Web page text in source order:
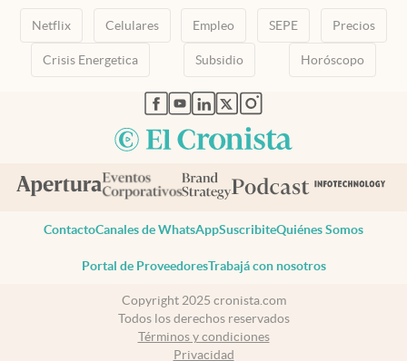
Netflix Celulares Empleo SEPE Precios
Crisis Energetica Subsidio Horóscopo
abre en nueva pestaña
abre en nueva pestaña
abre en nueva pestaña
abre en nueva pestaña
abre en nueva pestaña
ContactoCanales de WhatsAppSuscribiteQuiénes Somos
Portal de ProveedoresTrabajá con nosotros
Copyright 2025 cronista.com
Todos los derechos reservados
Términos y condiciones
Privacidad